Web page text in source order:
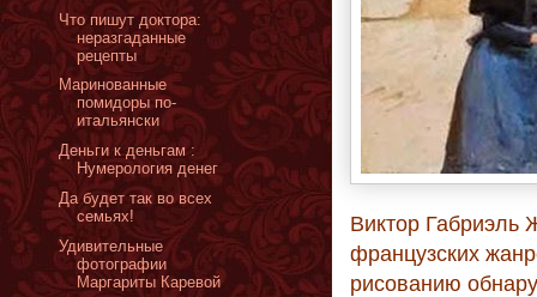
Виктор Габриэль
французских
рисованию
Что пишут доктора:
неразгаданные
рецепты
Маринованные
помидоры по-
итальянски
Деньги к деньгам :
Нумерология денег
Да будет так во всех
семьях!
Удивительные
фотографии
Маргариты Каревой